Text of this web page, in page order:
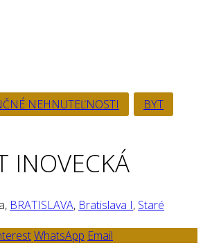
NEHNUTEĽNOSTI BYT
INOVECKÁ
BRATISLAVA, Bratislava I, Staré
WhatsApp Email